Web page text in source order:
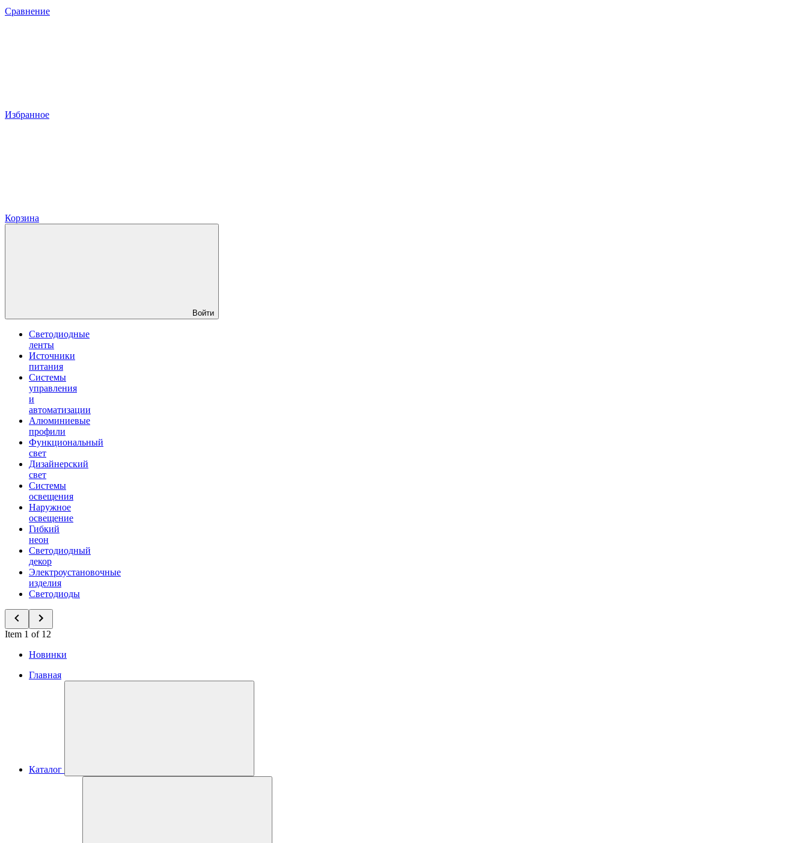
Сравнение
Избранное
Корзина
Войти
Светодиодные
ленты
Источники
питания
Системы
управления
и
автоматизации
Алюминиевые
профили
Функциональный
свет
Дизайнерский
свет
Системы
освещения
Наружное
освещение
Гибкий
неон
Светодиодный
декор
Электроустановочные
изделия
Светодиоды
Item 1 of 12
Новинки
Главная
Каталог